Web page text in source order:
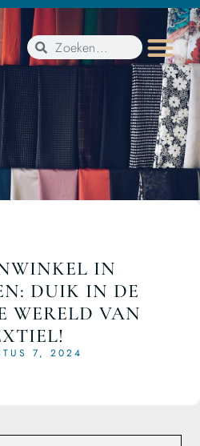
IN
DUIK IN DE
WERELD VAN
7, 2024